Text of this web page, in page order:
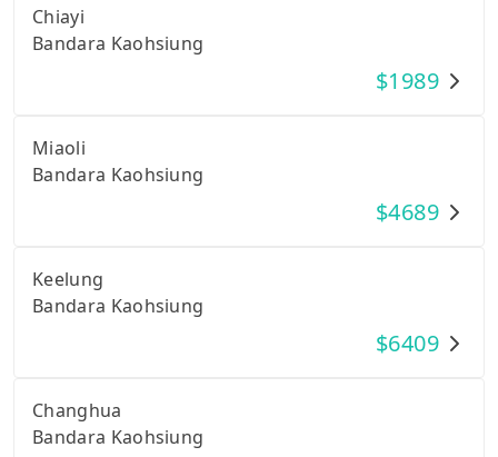
Chiayi
Bandara Kaohsiung
$1989
Miaoli
Bandara Kaohsiung
$4689
Keelung
Bandara Kaohsiung
$6409
Changhua
Bandara Kaohsiung